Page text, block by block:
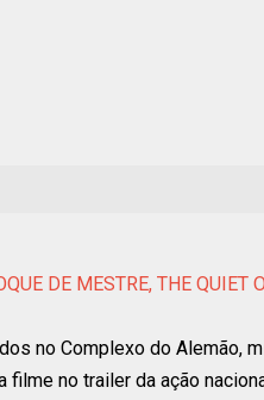
DE MESTRE, THE QUIET
no Complexo do Alemão,
no trailer da ação